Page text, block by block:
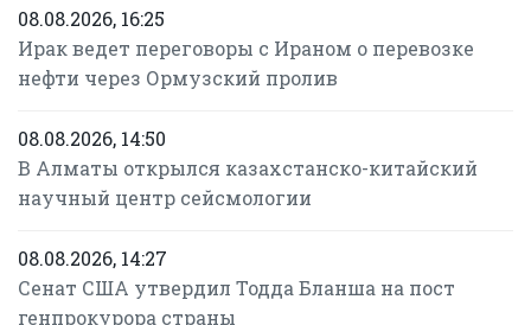
08.08.2026, 16:25
Ирак ведет переговоры с Ираном о перевозке
нефти через Ормузский пролив
08.08.2026, 14:50
В Алматы открылся казахстанско-китайский
научный центр сейсмологии
08.08.2026, 14:27
Сенат США утвердил Тодда Бланша на пост
генпрокурора страны